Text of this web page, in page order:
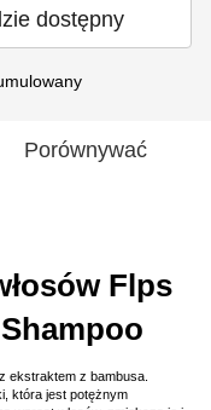
dostępny
Porównywać
Flps
ekstraktem z bambusa.
która jest potężnym